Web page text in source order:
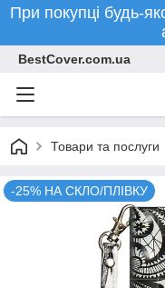
При покупці будь-
BestCover.com.ua
Товари та послуги
-25% НА СКЛО/ПЛІВКУ